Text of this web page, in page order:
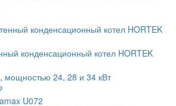
конденсационный котел HORTEK
мощностью 24, 28 и 34 кВт